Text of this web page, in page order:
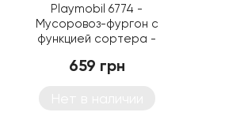
Playmobil 6774 -
Мусоровоз-фургон с
функцией сортера -
1.2.3
659 грн